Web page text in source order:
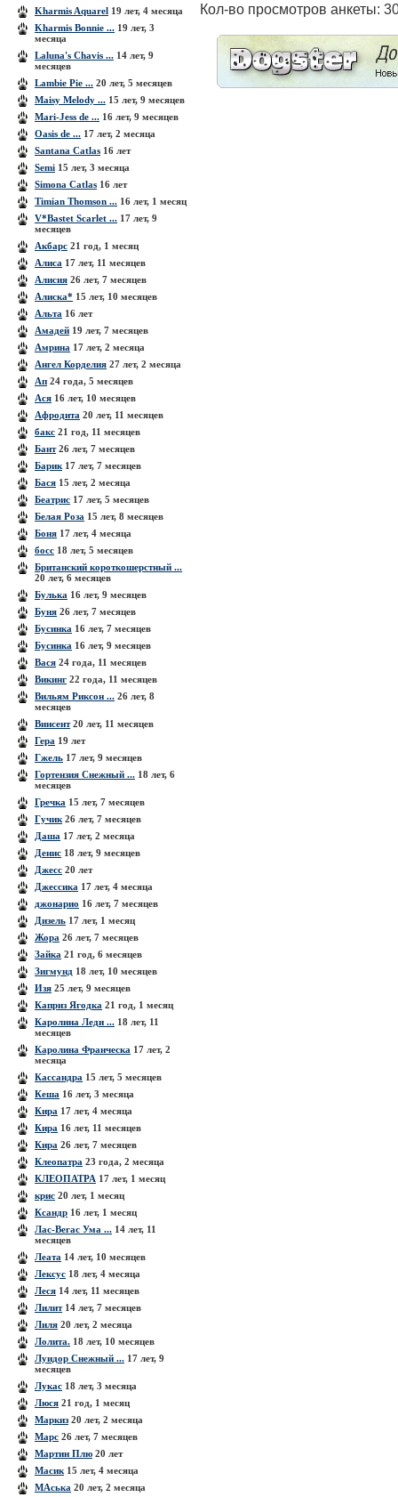
Kharmis Aquarel 19 лет, 4 месяца
Kharmis Bonnie ... 19 лет, 3
месяца
Laluna's Chavis ... 14 лет, 9
месяцев
Lambie Pie ... 20 лет, 5 месяцев
Maisy Melody ... 15 лет, 9 месяцев
Mari-Jess de ... 16 лет, 9 месяцев
Oasis de ... 17 лет, 2 месяца
Santana Catlas 16 лет
Semi 15 лет, 3 месяца
Simona Catlas 16 лет
Timian Thomson ... 16 лет, 1 месяц
V*Bastet Scarlet ... 17 лет, 9
месяцев
Акбарс 21 год, 1 месяц
Алиса 17 лет, 11 месяцев
Алисия 26 лет, 7 месяцев
Алиска* 15 лет, 10 месяцев
Альта 16 лет
Амадей 19 лет, 7 месяцев
Амрина 17 лет, 2 месяца
Ангел Корделия 27 лет, 2 месяца
Ап 24 года, 5 месяцев
Ася 16 лет, 10 месяцев
Афродита 20 лет, 11 месяцев
бакс 21 год, 11 месяцев
Бант26 лет, 7 месяцев
Барик 17 лет, 7 месяцев
Бася 15 лет, 2 месяца
Беатрис 17 лет, 5 месяцев
Белая Роза 15 лет, 8 месяцев
Боня 17 лет, 4 месяца
босс 18 лет, 5 месяцев
Британский короткошерстный ...
20 лет, 6 месяцев
Булька 16 лет, 9 месяцев
Буня 26 лет, 7 месяцев
Бусинка 16 лет, 7 месяцев
Бусинка 16 лет, 9 месяцев
Вася 24 года, 11 месяцев
Викинг 22 года, 11 месяцев
Вильям Риксон ... 26 лет, 8
месяцев
Винсент20 лет, 11 месяцев
Гера 19 лет
Гжель 17 лет, 9 месяцев
Гортензия Снежный ... 18 лет, 6
месяцев
Гречка 15 лет, 7 месяцев
Гучик 26 лет, 7 месяцев
Даша 17 лет, 2 месяца
Денис 18 лет, 9 месяцев
Джесс 20 лет
Джессика 17 лет, 4 месяца
джонарио 16 лет, 7 месяцев
Дизель 17 лет, 1 месяц
Жора 26 лет, 7 месяцев
Зайка 21 год, 6 месяцев
Зигмунд 18 лет, 10 месяцев
Изя 25 лет, 9 месяцев
Каприз Ягодка 21 год, 1 месяц
Каролина Леди ... 18 лет, 11
месяцев
Каролина Франческа 17 лет, 2
месяца
Кассандра 15 лет, 5 месяцев
Кеша 16 лет, 3 месяца
Кира 17 лет, 4 месяца
Кира 16 лет, 11 месяцев
Кира 26 лет, 7 месяцев
Клеопатра 23 года, 2 месяца
КЛЕОПАТРА 17 лет, 1 месяц
крис 20 лет, 1 месяц
Ксандр 16 лет, 1 месяц
Лас-Вегас Ума ... 14 лет, 11
месяцев
Леата 14 лет, 10 месяцев
Лексус 18 лет, 4 месяца
Леся 14 лет, 11 месяцев
Лилит14 лет, 7 месяцев
Лиля 20 лет, 2 месяца
Лолита. 18 лет, 10 месяцев
Луидор Снежный ... 17 лет, 9
месяцев
Лукас 18 лет, 3 месяца
Люся 21 год, 1 месяц
Маркиз20 лет, 2 месяца
Марс 26 лет, 7 месяцев
Мартин Плю 20 лет
Масик 15 лет, 4 месяца
МАська 20 лет, 2 месяца
Кол-во просмотров анкеты: